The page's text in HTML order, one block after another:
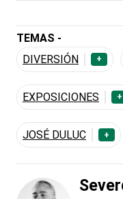
TEMAS -
DIVERSIÓN
+
EXPOSICIONES +
JOSÉ DULUC +